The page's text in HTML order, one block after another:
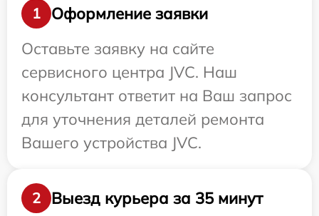
1
Оформление заявки
Оставьте заявку на сайте
сервисного центра JVC. Наш
консультант ответит на Ваш запрос
для уточнения деталей ремонта
Вашего устройства JVC.
2
Выезд курьера за 35 минут